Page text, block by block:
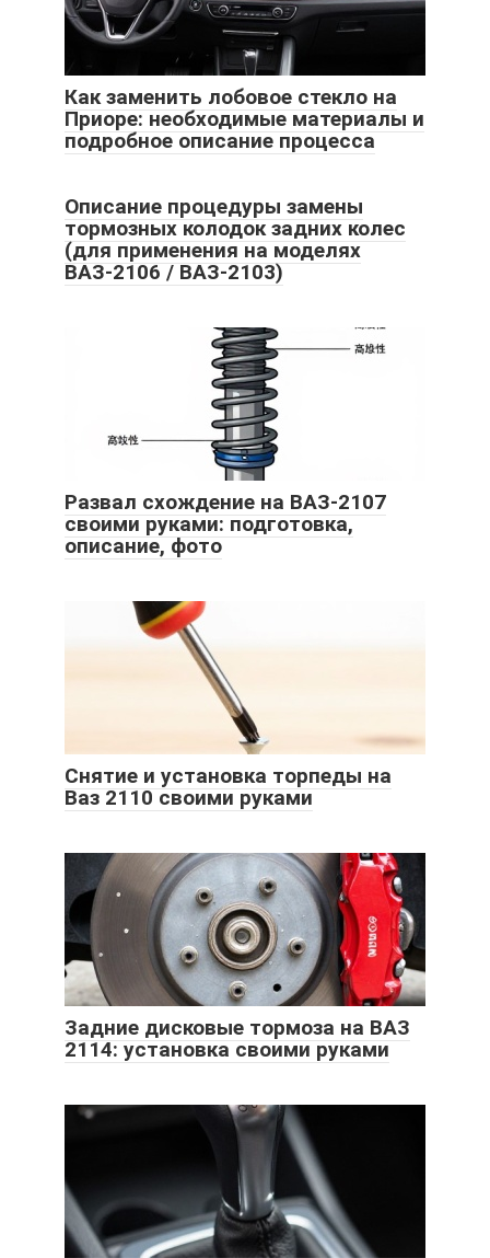
Как заменить лобовое стекло на
Приоре: необходимые материалы и
подробное описание процесса
Описание процедуры замены
тормозных колодок задних колес
(для применения на моделях
ВАЗ-2106 / ВАЗ-2103)
Развал схождение на ВАЗ-2107
своими руками: подготовка,
описание, фото
Снятие и установка торпеды на
Ваз 2110 своими руками
Задние дисковые тормоза на ВАЗ
2114: установка своими руками